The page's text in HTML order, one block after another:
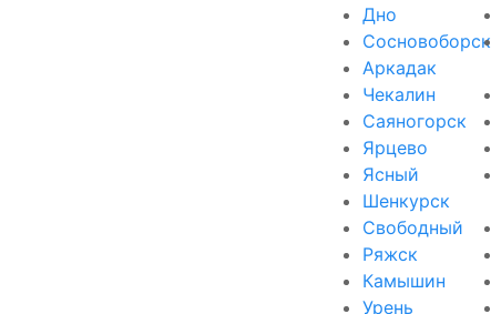
Дно
Сосновоборск
Аркадак
Чекалин
Саяногорск
Ярцево
Ясный
Шенкурск
Свободный
Ряжск
Камышин
Урень